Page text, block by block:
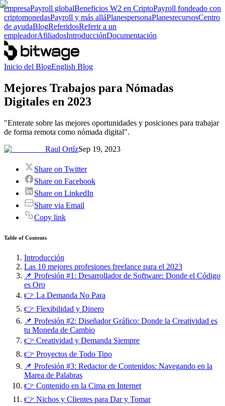
empresaPayroll globalBeneficios W2 en CriptoPayroll fondeado con
criptomonedasPayroll y más alláPlanespersonaPlanesrecursosCentro
de ayudaBlogReferidosReferir a un
empleadorAfiliadosIntroducciónDocumentación
Inicio del BlogEnglish Blog
Mejores Trabajos para Nómadas
Digitales en 2023
"Enterate sobre las mejores oportunidades y posiciones para trabajar
de forma remota como nómada digital".
Raul OrtízSep 19, 2023
Share on Twitter
Share on Facebook
Share on LinkedIn
Share via Email
Copy link
Table of Contents
Introducción
Las 10 mejores profesiones freelance para el 2023
📌 Profesión #1: Desarrollador de Software: Donde el Código
es Oro
👉 La Demanda No Para
👉 Flexibilidad y Dinero
📌 Profesión #2: Diseñador Gráfico: Donde la Creatividad es
tu Moneda de Cambio
👉 Creatividad y Demanda Siempre
👉 Proyectos de Todo Tipo
📌 Profesión #3: Redactor de Contenidos: Navegando en la
Marea de Palabras
👉 Contenido en la Cima en Internet
👉 Nichos y Clientes para Dar y Tomar